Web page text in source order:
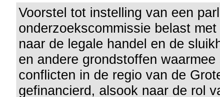
Voorstel tot instelling van een
onderzoekscommissie belast
naar de legale handel en de
en andere grondstoffen
conflicten in de regio van de
gefinancierd, alsook naar de rol